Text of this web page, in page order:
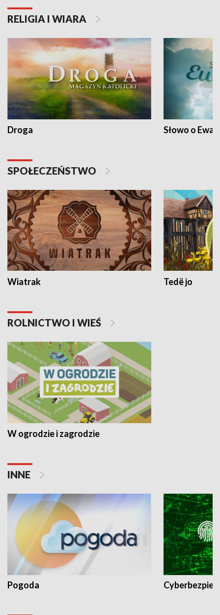
RELIGIA I WIARA
Droga Słowo o
SPOŁECZEŃSTWO
Wiatrak Tedë jo
ROLNICTWO I WIEŚ
W ogrodzie i zagrodzie
INNE
Pogoda